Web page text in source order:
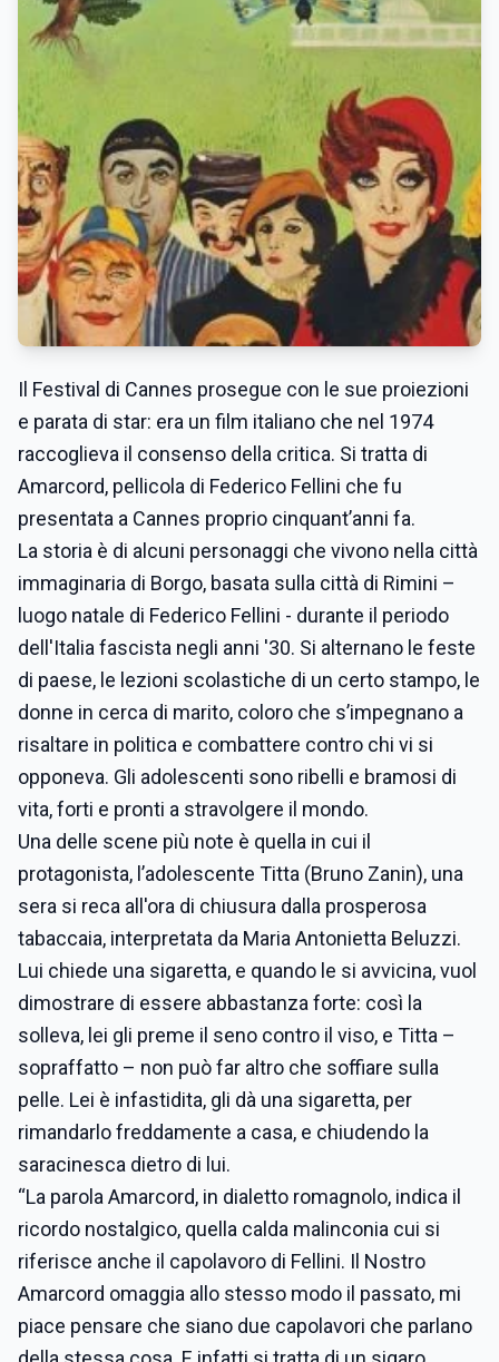
Il Festival di Cannes prosegue con le sue proiezioni
e parata di star: era un film italiano che nel 1974
raccoglieva il consenso della critica. Si tratta di
Amarcord, pellicola di Federico Fellini che fu
presentata a Cannes proprio cinquant’anni fa.
La storia è di alcuni personaggi che vivono nella città
immaginaria di Borgo, basata sulla città di Rimini –
luogo natale di Federico Fellini - durante il periodo
dell'Italia fascista negli anni '30. Si alternano le feste
di paese, le lezioni scolastiche di un certo stampo, le
donne in cerca di marito, coloro che s’impegnano a
risaltare in politica e combattere contro chi vi si
opponeva. Gli adolescenti sono ribelli e bramosi di
vita, forti e pronti a stravolgere il mondo.
Una delle scene più note è quella in cui il
protagonista, l’adolescente Titta (Bruno Zanin), una
sera si reca all'ora di chiusura dalla prosperosa
tabaccaia, interpretata da Maria Antonietta Beluzzi.
Lui chiede una sigaretta, e quando le si avvicina, vuol
dimostrare di essere abbastanza forte: così la
solleva, lei gli preme il seno contro il viso, e Titta –
sopraffatto – non può far altro che soffiare sulla
pelle. Lei è infastidita, gli dà una sigaretta, per
rimandarlo freddamente a casa, e chiudendo la
saracinesca dietro di lui.
“La parola Amarcord, in dialetto romagnolo, indica il
ricordo nostalgico, quella calda malinconia cui si
riferisce anche il capolavoro di Fellini. Il Nostro
Amarcord omaggia allo stesso modo il passato, mi
piace pensare che siano due capolavori che parlano